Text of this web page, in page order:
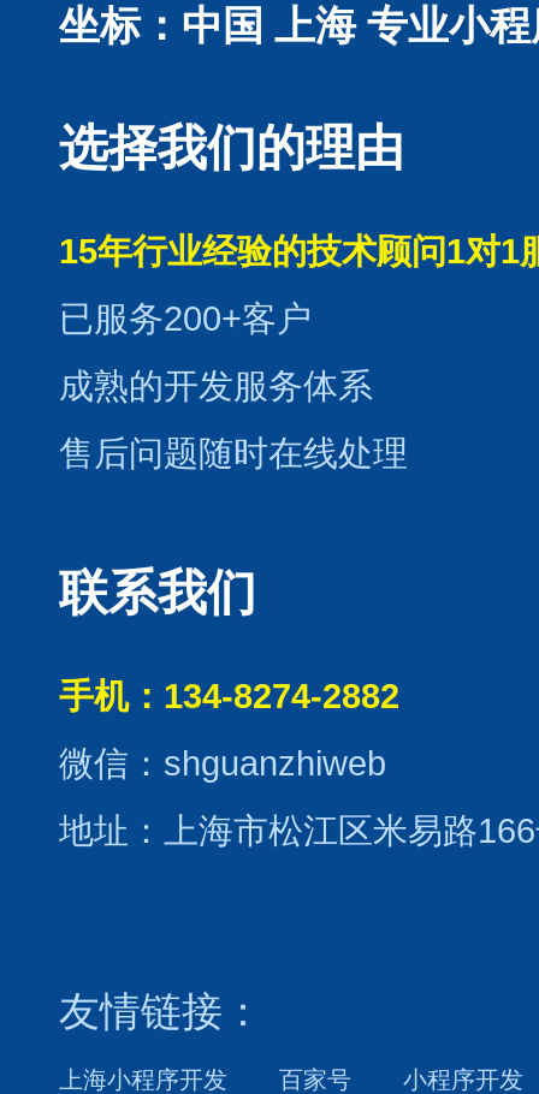
坐标：中国 上海 专业小
选择我们的理由
15年行业经验的技术顾问1对1
已服务200+客户
成熟的开发服务体系
售后问题随时在线处理
联系我们
手机：134-8274-2882
微信：shguanzhiweb
地址：上海市松江区米易路
友情链接：
上海小程序开发 百家号
小程序开发